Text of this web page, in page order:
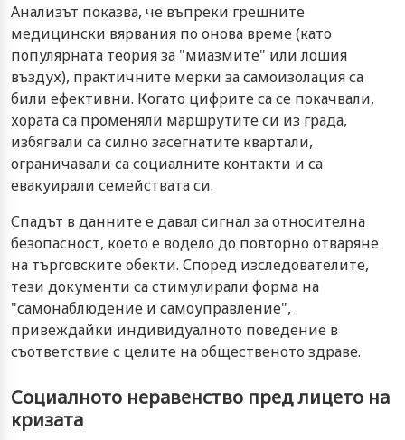
Анализът показва, че въпреки грешните
медицински вярвания по онова време (като
популярната теория за "миазмите" или лошия
въздух), практичните мерки за самоизолация са
били ефективни. Когато цифрите са се покачвали,
хората са променяли маршрутите си из града,
избягвали са силно засегнатите квартали,
ограничавали са социалните контакти и са
евакуирали семействата си.
Спадът в данните е давал сигнал за относителна
безопасност, което е водело до повторно отваряне
на търговските обекти. Според изследователите,
тези документи са стимулирали форма на
"самонаблюдение и самоуправление",
привеждайки индивидуалното поведение в
съответствие с целите на общественото здраве.
Социалното неравенство пред лицето на
кризата